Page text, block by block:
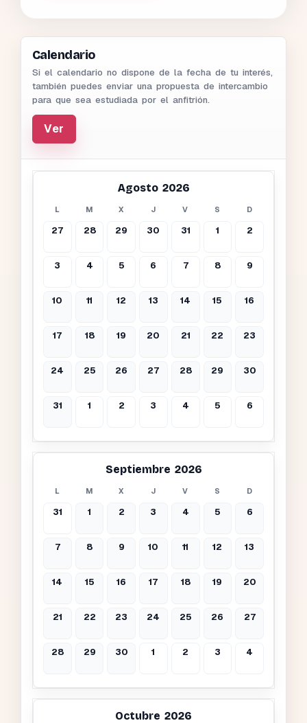
Calendario
Si el calendario no dispone de la fecha de tu interés,
también puedes enviar una propuesta de intercambio
para que sea estudiada por el anfitrión.
Ver
Agosto 2026
L M X J V S D
27 28 29 30 31 1 2
3 4 5 6 7 8 9
10 11 12 13 14 15 16
17 18 19 20 21 22 23
24 25 26 27 28 29 30
31 1 2 3 4 5 6
Septiembre 2026
L M X J V S D
31 1 2 3 4 5 6
7 8 9 10 11 12 13
14 15 16 17 18 19 20
21 22 23 24 25 26 27
28 29 30 1 2 3 4
Octubre 2026